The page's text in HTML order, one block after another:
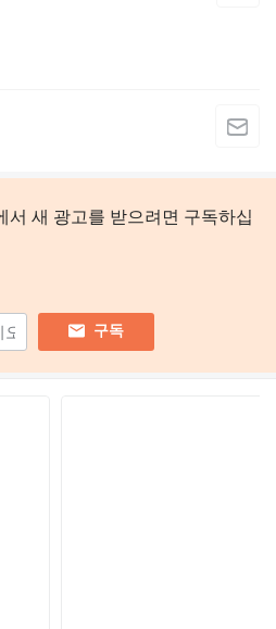
서 새 광고를 받으려면 구독하십
구독